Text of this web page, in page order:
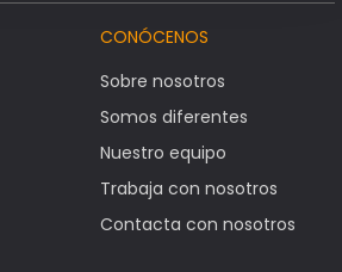
CONÓCENOS
Sobre nosotros
Somos diferentes
Nuestro equipo
Trabaja con nosotros
Contacta con nosotros